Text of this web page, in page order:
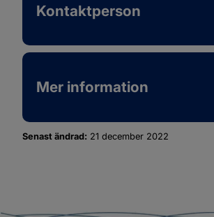
Kontaktperson
Mer information
Senast ändrad: 21 december 2022